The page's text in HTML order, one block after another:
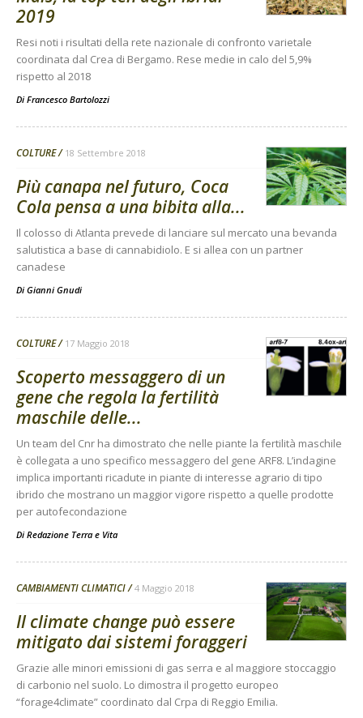
2019
Resi noti i risultati della rete nazionale di confronto varietale
coordinata dal Crea di Bergamo. Rese medie in calo del 5,9%
rispetto al 2018
Di Francesco Bartolozzi
COLTURE 18 Settembre 2018
Più canapa nel futuro, Coca
Cola pensa a una bibita alla...
Il colosso di Atlanta prevede di lanciare sul mercato una bevanda
salutistica a base di cannabidiolo. E si allea con un partner
canadese
Di Gianni Gnudi
COLTURE 17 Maggio 2018
Scoperto messaggero di un
gene che regola la fertilità
maschile delle...
Un team del Cnr ha dimostrato che nelle piante la fertilità maschile
è collegata a uno specifico messaggero del gene ARF8. L’indagine
implica importanti ricadute in piante di interesse agrario di tipo
ibrido che mostrano un maggior vigore rispetto a quelle prodotte
per autofecondazione
Di Redazione Terra e Vita
CAMBIAMENTI CLIMATICI 4 Maggio 2018
Il climate change può essere
mitigato dai sistemi foraggeri
Grazie alle minori emissioni di gas serra e al maggiore stoccaggio
di carbonio nel suolo. Lo dimostra il progetto europeo
“forage4climate” coordinato dal Crpa di Reggio Emilia.